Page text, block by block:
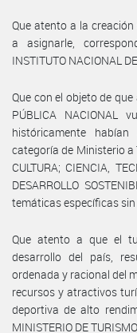
Que atento a la
a asignarle,
INSTITUTO NACIONAL
Que con el objeto de
PÚBLICA NACIONAL
históricamente
categoría de Ministerio a
CULTURA; CIENCIA,
DESARROLLO
temáticas específicas
Que atento a que el
desarrollo del país,
ordenada y racional del
recursos y atractivos
deportiva de alto
MINISTERIO DE